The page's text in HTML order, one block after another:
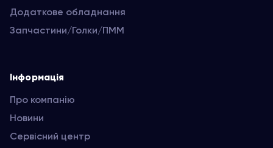
Додаткове обладнання
Запчастини/Голки/ПММ
Інформація
Про компанію
Новини
Сервісний центр